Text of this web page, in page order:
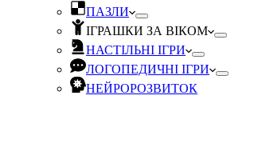
ПАЗЛИ
ІГРАШКИ ЗА ВІКОМ
НАСТІЛЬНІ ІГРИ
ЛОГОПЕДИЧНІ ІГРИ
НЕЙРОРОЗВИТОК